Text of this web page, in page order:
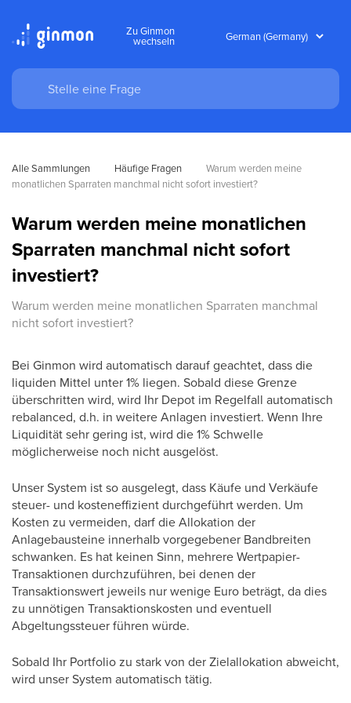
Zu Ginmon
wechseln
Alle Sammlungen Häufige Fragen
Warum werden meine
monatlichen Sparraten manchmal nicht sofort investiert?
Warum werden meine monatlichen
Sparraten manchmal nicht sofort
investiert?
Warum werden meine monatlichen Sparraten manchmal
nicht sofort investiert?
Bei Ginmon wird automatisch darauf geachtet, dass die
liquiden Mittel unter 1% liegen. Sobald diese Grenze
überschritten wird, wird Ihr Depot im Regelfall automatisch
rebalanced, d.h. in weitere Anlagen investiert. Wenn Ihre
Liquidität sehr gering ist, wird die 1% Schwelle
möglicherweise noch nicht ausgelöst.
Unser System ist so ausgelegt, dass Käufe und Verkäufe
steuer- und kosteneffizient durchgeführt werden. Um
Kosten zu vermeiden, darf die Allokation der
Anlagebausteine innerhalb vorgegebener Bandbreiten
schwanken. Es hat keinen Sinn, mehrere Wertpapier-
Transaktionen durchzuführen, bei denen der
Transaktionswert jeweils nur wenige Euro beträgt, da dies
zu unnötigen Transaktionskosten und eventuell
Abgeltungssteuer führen würde.
Sobald Ihr Portfolio zu stark von der Zielallokation abweicht,
wird unser System automatisch tätig.